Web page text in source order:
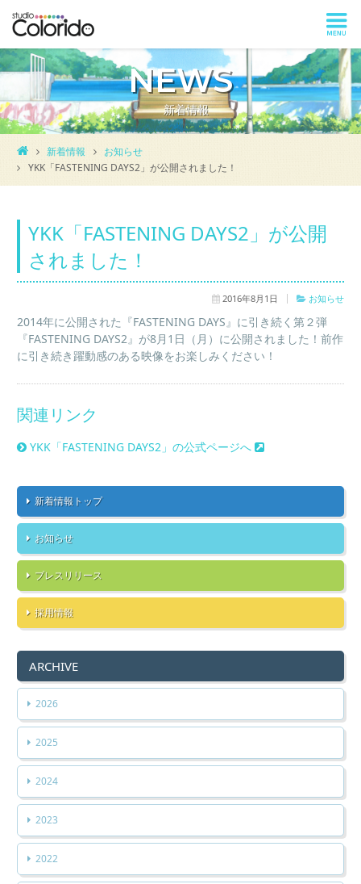
NEWS
新着情報
新着情報
お知らせ
YKK「FASTENING DAYS2」が公開されました！
YKK「FASTENING DAYS2」が公開
されました！
2016年8月1日 お知らせ
2014年に公開された『FASTENING DAYS』に引き続く第２弾
『FASTENING DAYS2』 が8月1日（月）に公開されました！前作
に引き続き躍動感のある映像をお楽しみください！
関連リンク
YKK「FASTENING DAYS2」の公式ページへ
新着情報トップ
お知らせ
プレスリリース
採用情報
ARCHIVE
2026
2025
2024
2023
2022